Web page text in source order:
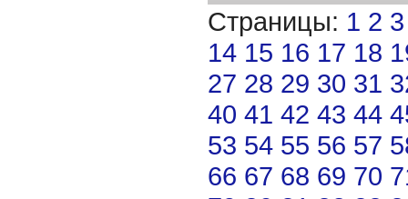
Страницы: 1 2 3
14 15 16 17 18
27 28 29 30 31
40 41 42 43 44
53 54 55 56 57
66 67 68 69 70